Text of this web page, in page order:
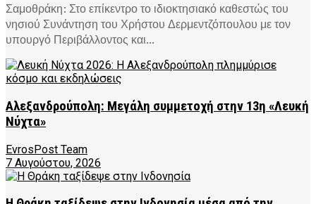
Σαμοθράκη: Στο επίκεντρο το ιδιοκτησιακό καθεστώς του
νησιού Συνάντηση του Χρήστου Δερμεντζόπουλου με τον
υπουργό Περιβάλλοντος και...
Αλεξανδρούπολη: Μεγάλη συμμετοχή στην 13η «Λευκή
Νύχτα»
EvrosPost Team
7 Αυγούστου, 2026